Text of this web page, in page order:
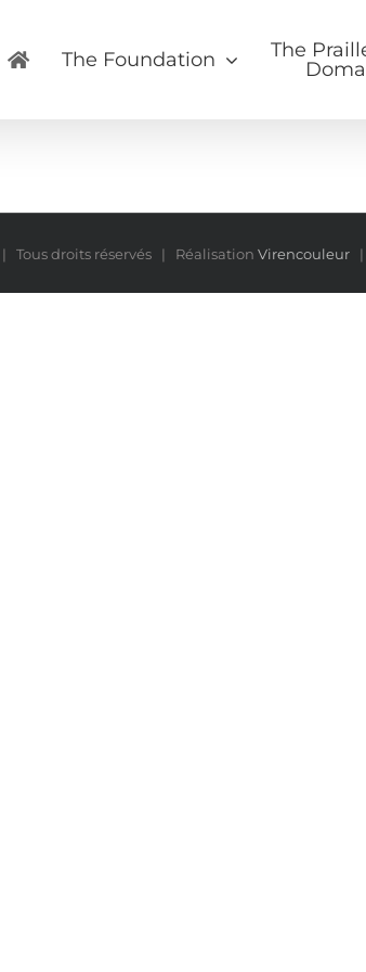
The Foundation
The
| Tous droits réservés | Réalisation Virencouleur |